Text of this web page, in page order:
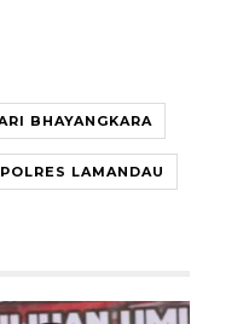
BHAYANGKARA
LAMANDAU